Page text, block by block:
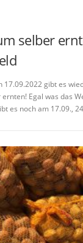
selber
17.09.2022 gibt es
Egal was das
es noch am 17.09.,